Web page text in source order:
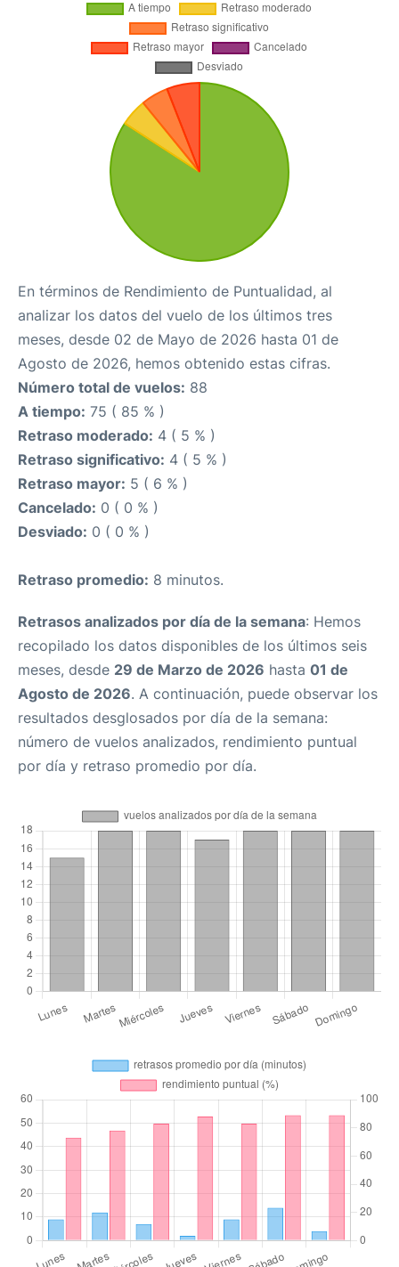
En términos de Rendimiento de Puntualidad, al
analizar los datos del vuelo de los últimos tres
meses, desde 02 de Mayo de 2026 hasta 01 de
Agosto de 2026, hemos obtenido estas cifras.
Número total de vuelos: 88
A tiempo: 75 ( 85 % )
Retraso moderado: 4 ( 5 % )
Retraso significativo: 4 ( 5 % )
Retraso mayor: 5 ( 6 % )
Cancelado: 0 ( 0 % )
Desviado: 0 ( 0 % )
Retraso promedio: 8 minutos.
Retrasos analizados por día de la semana: Hemos
recopilado los datos disponibles de los últimos seis
meses, desde 29 de Marzo de 2026 hasta 01 de
Agosto de 2026. A continuación, puede observar los
resultados desglosados por día de la semana:
número de vuelos analizados, rendimiento puntual
por día y retraso promedio por día.